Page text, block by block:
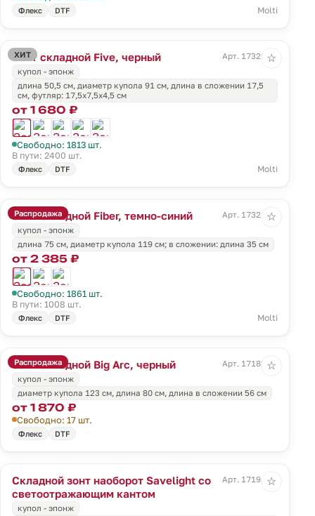
Флекс DTF Molti
ХИТ
Зонт складной Five, черный
Арт. 17320.30
купол - эпонж
длина 50,5 см, диаметр купола 91 см, длина в сложении 17,5
см, футляр: 17,5х7,5х4,5 см
от 1 680 ₽
Свободно: 1813 шт.
В пути: 2400 шт.
Флекс DTF Molti
☆
Распродажа
Зонт складной Fiber, темно-синий
Арт. 17321.40
купол - эпонж
длина 75 см, диаметр купола 119 см; в сложении: длина 35 см
от 2 385 ₽
Свободно: 1861 шт.
В пути: 1008 шт.
Флекс DTF Molti
☆
Распродажа
Зонт складной Big Arc, черный
Арт. 17189.30
купол - эпонж
диаметр купола 123 см, длина 80 см, длина в сложении 56 см
от 1 870 ₽
Свободно: 17 шт.
Флекс DTF
☆
Складной зонт наоборот Savelight со
светоотражающим кантом
Арт. 17194.30
купол - эпонж
☆